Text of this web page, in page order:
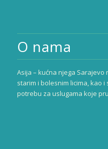
O nama
Asija – kućna njega
starim i bolesnim licima, kao
potrebu za uslugama koje